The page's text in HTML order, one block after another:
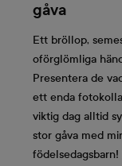
gåva
Ett bröllop,
oförglömliga
Presentera de
ett enda
viktig dag alltid
stor gåva med